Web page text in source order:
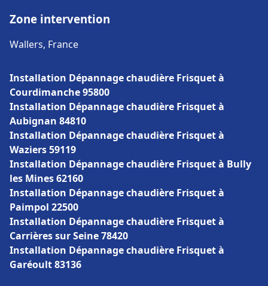
Zone intervention
Wallers, France
Installation Dépannage chaudière Frisquet à
Courdimanche 95800
Installation Dépannage chaudière Frisquet à
Aubignan 84810
Installation Dépannage chaudière Frisquet à
Waziers 59119
Installation Dépannage chaudière Frisquet à Bully
les Mines 62160
Installation Dépannage chaudière Frisquet à
Paimpol 22500
Installation Dépannage chaudière Frisquet à
Carrières sur Seine 78420
Installation Dépannage chaudière Frisquet à
Garéoult 83136